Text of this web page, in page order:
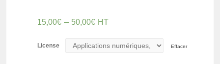
15,00€ – 50,00€ HT
License Effacer